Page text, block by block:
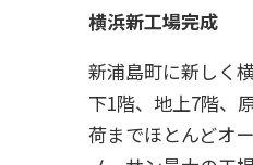
横浜新工場完成
新浦島町に新しく
下1階、地上7階、
荷までほとんどオ